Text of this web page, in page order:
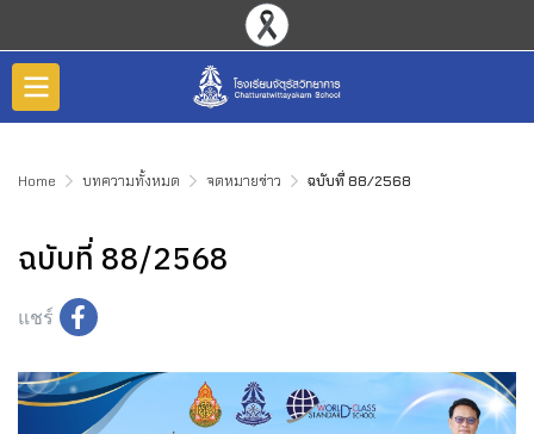
Home บทความทั้งหมด จดหมายข่าว ฉบับที่ 88/2568
ฉบับที่ 88/2568
แชร์